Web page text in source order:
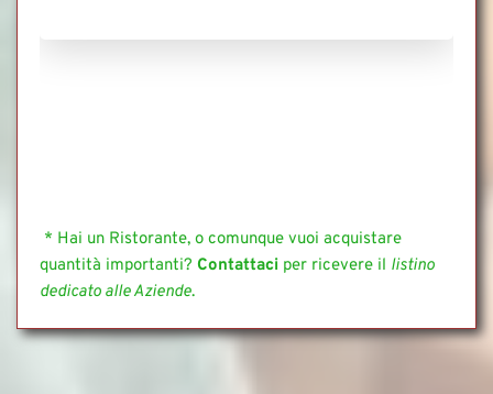
quantità importanti? Contattaci per ricevere il listino
dedicato alle Aziende.